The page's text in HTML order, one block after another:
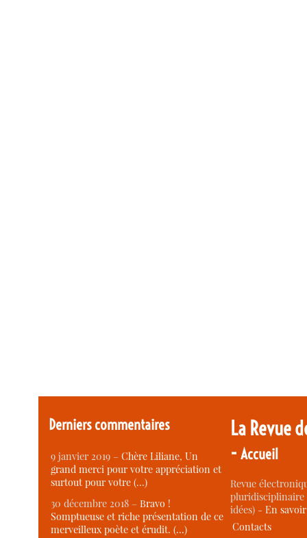
Derniers commentaires
9 janvier 2019 –Chère Liliane, Un
grand merci pour votre appréciation et
surtout pour votre (…)
30 décembre 2018 –Bravo !
Somptueuse et riche présentation de ce
merveilleux poète et érudit. (…)
La Revue
-Accueil
Revue
idées) -En
Contacts